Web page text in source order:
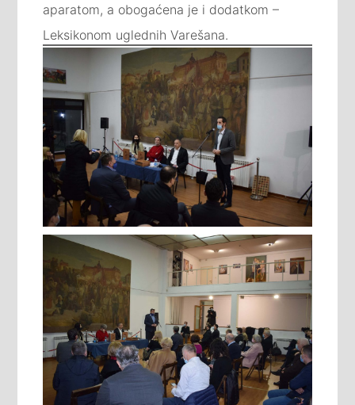
aparatom, a obogaćena je i dodatkom –
Leksikonom uglednih Varešana.